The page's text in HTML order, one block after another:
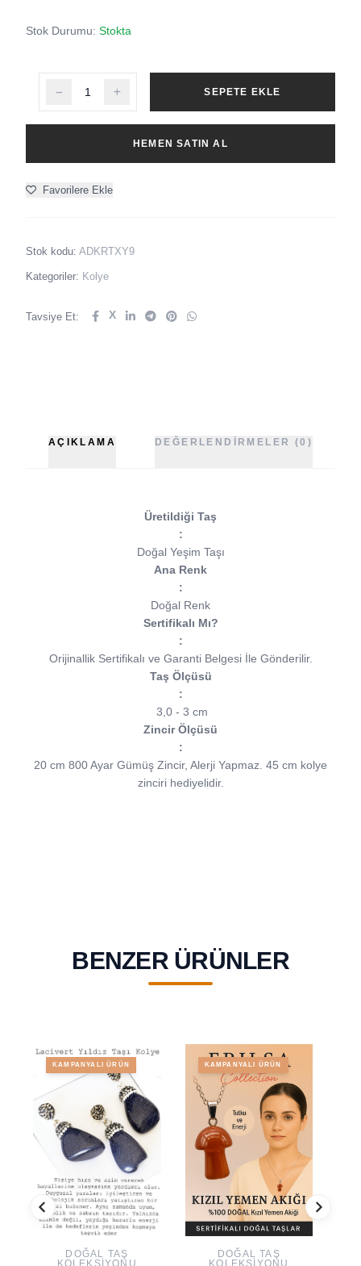
Stok Durumu: Stokta
SEPETE EKLE
HEMEN SATIN AL
Favorilere Ekle
Stok kodu: ADKRTXY9
Kategoriler: Kolye
Tavsiye Et: X
AÇIKLAMA DEĞERLENDIRMELER (0)
Üretildiği Taş
:
Doğal Yeşim Taşı
Ana Renk
:
Doğal Renk
Sertifikalı Mı?
:
Orijinallik Sertifikalı ve Garanti Belgesi İle Gönderilir.
Taş Ölçüsü
:
3,0 - 3 cm
Zincir Ölçüsü
:
20 cm 800 Ayar Gümüş Zincir, Alerji Yapmaz. 45 cm kolye
zinciri hediyelidir.
BENZER ÜRÜNLER
KAMPANYALI ÜRÜN
DOĞAL TAŞ
KOLEKSIYONU
KAMPANYALI ÜRÜN
DOĞAL TAŞ
KOLEKSIYONU